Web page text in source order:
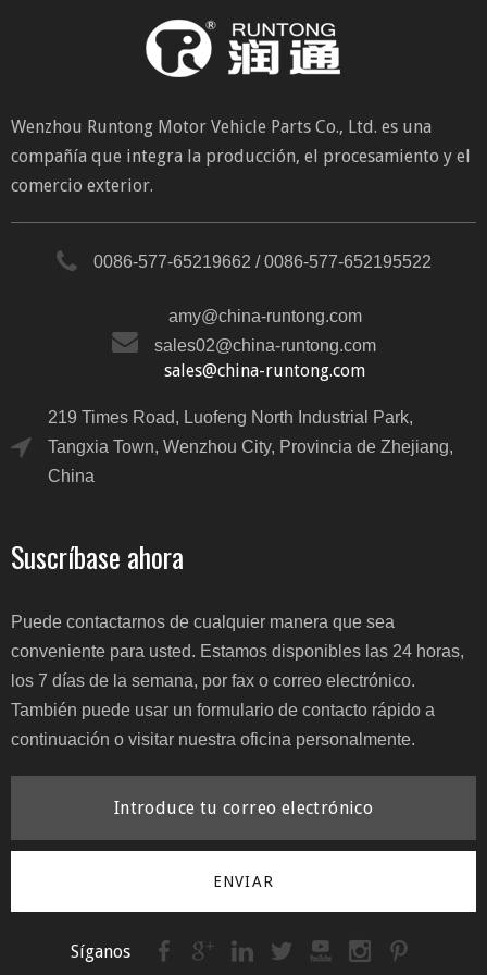
Wenzhou Runtong Motor Vehicle Parts Co., Ltd. es una
compañía que integra la producción, el procesamiento y el
comercio exterior.
0086-577-65219662 / 0086-577-652195522
amy@china-runtong.com
sales02@china-runtong.com
sales@china-runtong.com
219 Times Road, Luofeng North Industrial Park,
Tangxia Town, Wenzhou City, Provincia de Zhejiang,
China
Suscríbase ahora
Puede contactarnos de cualquier manera que sea
conveniente para usted. Estamos disponibles las 24 horas,
los 7 días de la semana, por fax o correo electrónico.
También puede usar un formulario de contacto rápido a
continuación o visitar nuestra oficina personalmente.
ENVIAR
Síganos